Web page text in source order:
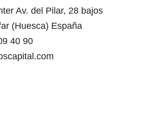
Av. del Pilar, 28 bajos
(Huesca) España
40 90